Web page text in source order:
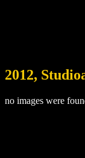
2012,
no images were